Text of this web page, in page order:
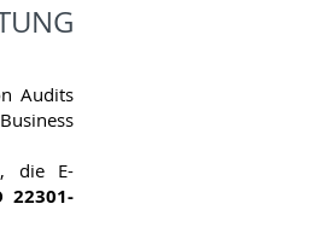
Audits
die E-
22301-